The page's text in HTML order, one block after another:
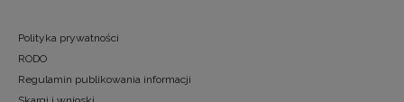
Polityka prywatności
RODO
Regulamin publikowania informacji